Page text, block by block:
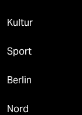
Kultur
Sport
Berlin
Nord